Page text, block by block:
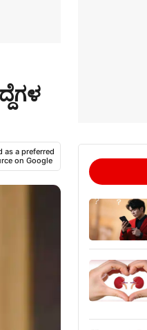
as a preferred
on Google